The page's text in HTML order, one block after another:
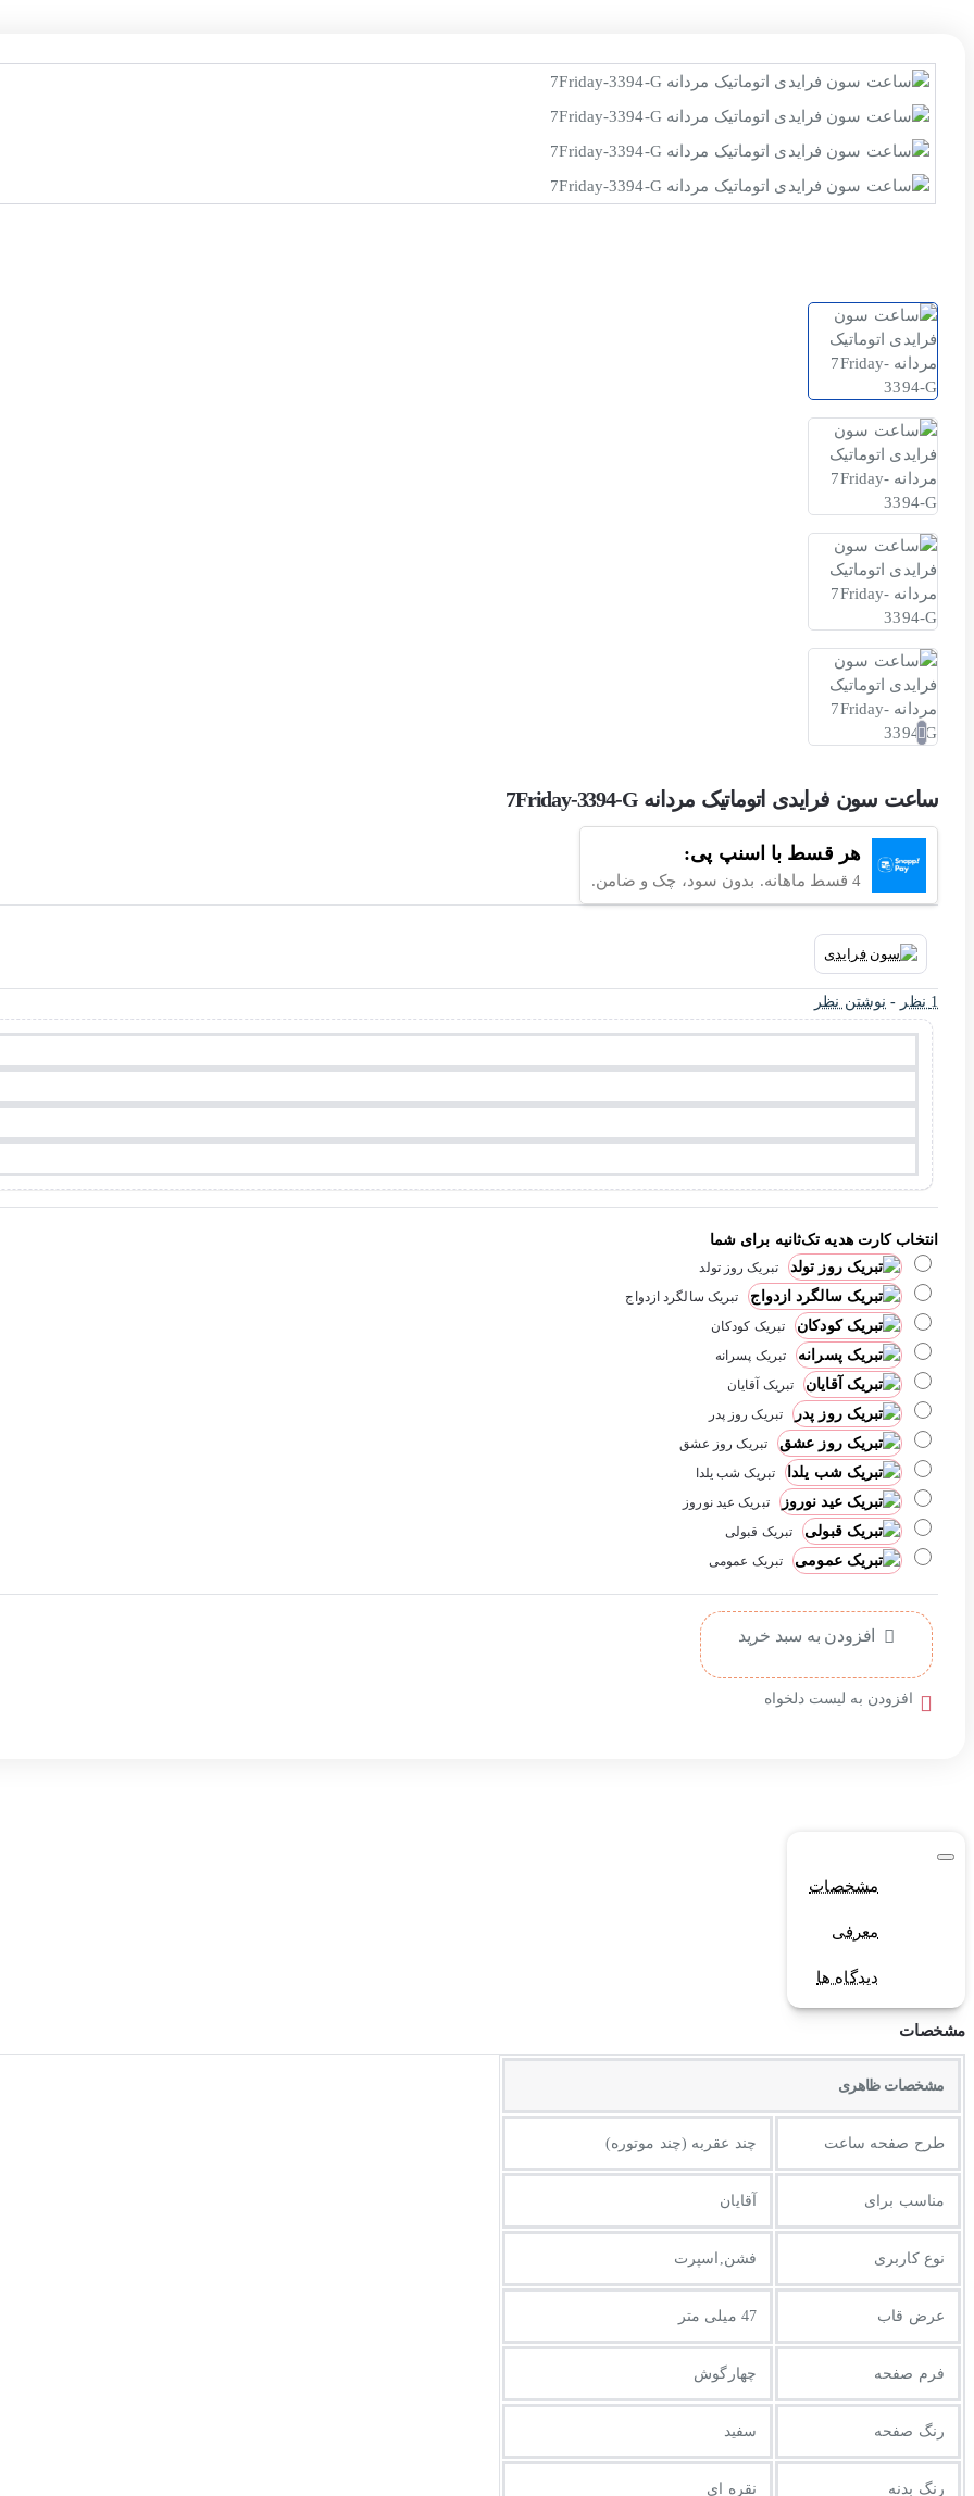
ساعت سون فرایدی اتوماتیک مردانه 7Friday-3394-G
هر قسط با اسنپ پی:
4 قسط ماهانه. بدون سود، چک و ضامن.
1 نظر - نوشتن نظر
انتخاب کارت هدیه تک‌ثانیه برای شما
تبریک روز تولد
تبریک سالگرد ازدواج
تبریک کودکان
تبریک پسرانه
تبریک آقایان
تبریک روز پدر
تبریک روز عشق
تبریک شب یلدا
تبریک عید نوروز
تبریک قبولی
تبریک عمومی
افزودن به سبد خرید
افزودن به لیست دلخواه
مشخصات
معرفی
دیدگاه ها
مشخصات
مشخصات ظاهری
طرح صفحه ساعت چند عقربه (چند موتوره)
مناسب برای آقایان
نوع کاربری فشن,اسپرت
عرض قاب 47 میلی متر
فرم صفحه چهارگوش
رنگ صفحه سفید
رنگ بدنه نقره ای